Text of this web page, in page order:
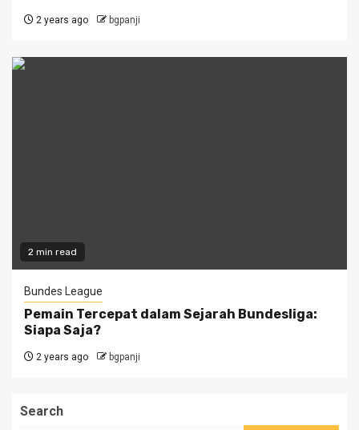
2 years ago bgpanji
2 min read
Bundes League
Pemain Tercepat dalam Sejarah Bundesliga:
Siapa Saja?
2 years ago bgpanji
Search